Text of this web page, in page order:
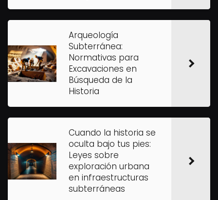
Arqueología
Subterránea:
Normativas para
Excavaciones en
Búsqueda de la
Historia
Cuando la historia se
oculta bajo tus pies:
Leyes sobre
exploración urbana
en infraestructuras
subterráneas